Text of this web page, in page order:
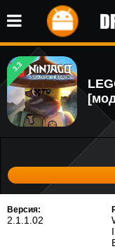
3.3
Версия:
2.1.1.02